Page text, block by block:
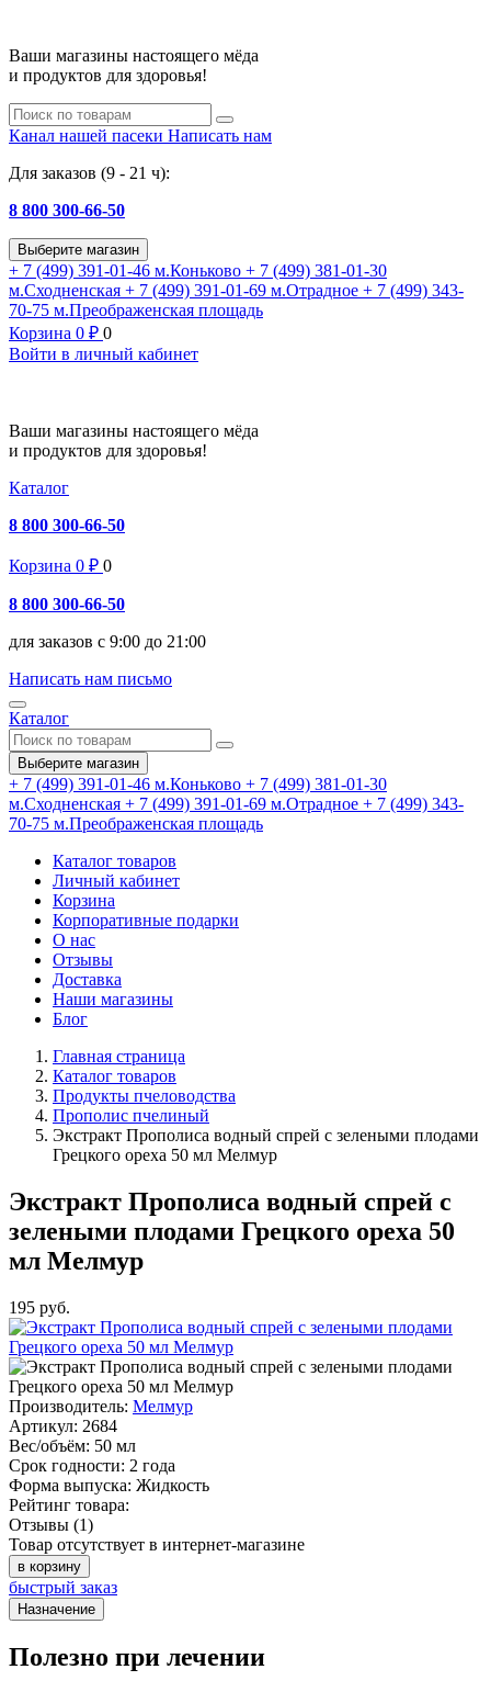
Ваши магазины настоящего мёда
и продуктов для здоровья!
Канал нашей пасеки Написать нам
Для заказов (9 - 21 ч):
8 800 300-66-50
Выберите магазин
+ 7 (499) 391-01-46 м.Коньково + 7 (499) 381-01-30
м.Сходненская + 7 (499) 391-01-69 м.Отрадное + 7 (499) 343-
70-75 м.Преображенская площадь
Корзина 0 ₽ 0
Войти в личный кабинет
Ваши магазины настоящего мёда
и продуктов для здоровья!
Каталог
8 800 300-66-50
Корзина 0 ₽ 0
8 800 300-66-50
для заказов с 9:00 до 21:00
Написать нам письмо
Каталог
Выберите магазин
+ 7 (499) 391-01-46 м.Коньково + 7 (499) 381-01-30
м.Сходненская + 7 (499) 391-01-69 м.Отрадное + 7 (499) 343-
70-75 м.Преображенская площадь
Каталог товаров
Личный кабинет
Корзина
Корпоративные подарки
О нас
Отзывы
Доставка
Наши магазины
Блог
Главная страница
Каталог товаров
Продукты пчеловодства
Прополис пчелиный
Экстракт Прополиса водный спрей с зелеными плодами
Грецкого ореха 50 мл Мелмур
Экстракт Прополиса водный спрей с
зелеными плодами Грецкого ореха 50
мл Мелмур
195 руб.
Производитель: Мелмур
Артикул: 2684
Вес/объём: 50 мл
Срок годности: 2 года
Форма выпуска: Жидкость
Рейтинг товара:
Отзывы (1)
Товар отсутствует в интернет-магазине
в корзину
быстрый заказ
Назначение
Полезно при лечении